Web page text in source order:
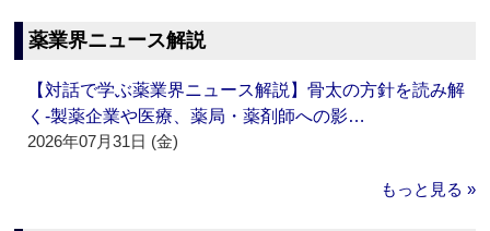
薬業界ニュース解説
【対話で学ぶ薬業界ニュース解説】骨太の方針を読み解
く‐製薬企業や医療、薬局・薬剤師への影…
2026年07月31日 (金)
もっと見る »